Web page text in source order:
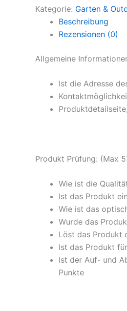
Kategorie: Garten &
Beschreibung
Rezensionen (0)
Allgemeine
Ist die Adresse
Produkt Prüfung: (Max
Wie ist die
Ist das Produkt
Wie ist das
Wurde das
Löst das Produkt
Ist das Produkt
Ist der Auf- und
Punkte